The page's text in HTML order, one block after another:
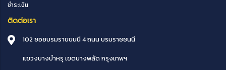
ชำระเงิน
ติดต่อเรา
102 ซอยบรมราขขนนี 4 ถนน บรมราชชนนี
แขวงบางบำหรุ เขตบางพลัดกรุงเทพฯ